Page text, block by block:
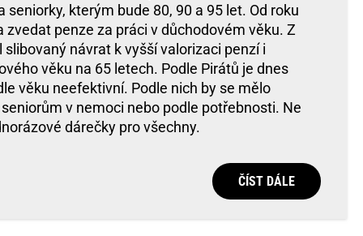
seniorky, kterým bude 80, 90 a 95 let. Od roku
zvedat penze za práci v důchodovém věku. Z
návrat k vyšší valorizaci penzí i
věku na 65 letech. Podle Pirátů je dnes
věku neefektivní. Podle nich by se mělo
v nemoci nebo podle potřebnosti. Ne
dárečky pro všechny.
ČÍST DÁLE